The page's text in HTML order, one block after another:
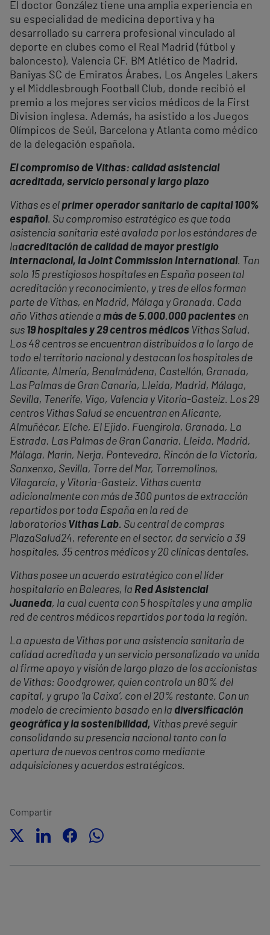
El doctor González tiene una amplia experiencia en
su especialidad de medicina deportiva y ha
desarrollado su carrera profesional vinculado al
deporte en clubes como el Real Madrid (fútbol y
baloncesto), Valencia CF, BM Atlético de Madrid,
Baniyas SC de Emiratos Árabes, Los Angeles Lakers
y el Middlesbrough Football Club, donde recibió el
premio a los mejores servicios médicos de la First
Division inglesa. Además, ha asistido a los Juegos
Olímpicos de Seúl, Barcelona y Atlanta como médico
de la delegación española.
El compromiso de Vithas: calidad asistencial
acreditada, servicio personal y largo plazo
Vithas es elprimer operador sanitario de capital 100%
español. Su compromiso estratégico es que toda
asistencia sanitaria esté avalada por los estándares de
laacreditación de calidad de mayor prestigio
internacional, la Joint Commission International. Tan
solo 15 prestigiosos hospitales en España poseen tal
acreditación y reconocimiento, y tres de ellos forman
parte de Vithas, en Madrid, Málaga y Granada. Cada
año Vithas atiende a más de 5.000.000 pacientes en
sus 19 hospitales y 29 centros médicos Vithas Salud.
Los 48 centros se encuentran distribuidos a lo largo de
todo el territorio nacional y destacan los hospitales de
Alicante, Almería, Benalmádena, Castellón, Granada,
Las Palmas de Gran Canaria, Lleida, Madrid, Málaga,
Sevilla, Tenerife, Vigo, Valencia y Vitoria-Gasteiz. Los 29
centros Vithas Salud se encuentran en Alicante,
Almuñécar, Elche, El Ejido, Fuengirola, Granada, La
Estrada, Las Palmas de Gran Canaria, Lleida, Madrid,
Málaga, Marín, Nerja, Pontevedra, Rincón de la Victoria,
Sanxenxo, Sevilla, Torre del Mar, Torremolinos,
Vilagarcía, y Vitoria-Gasteiz. Vithas cuenta
adicionalmente con más de 300 puntos de extracción
repartidos por toda España en la red de
laboratorios Vithas Lab. Su central de compras
PlazaSalud24, referente en el sector, da servicio a 39
hospitales, 35 centros médicos y 20 clínicas dentales.
Vithas posee un acuerdo estratégico con el líder
hospitalario en Baleares, la Red Asistencial
Juaneda, la cual cuenta con 5 hospitales y una amplia
red de centros médicos repartidos por toda la región.
La apuesta de Vithas por una asistencia sanitaria de
calidad acreditada y un servicio personalizado va unida
al firme apoyo y visión de largo plazo de los accionistas
de Vithas: Goodgrower, quien controla un 80% del
capital, y grupo ‘la Caixa’, con el 20% restante. Con un
modelo de crecimiento basado en la diversificación
geográfica y la sostenibilidad, Vithas prevé seguir
consolidando su presencia nacional tanto con la
apertura de nuevos centros como mediante
adquisiciones y acuerdos estratégicos.
Compartir